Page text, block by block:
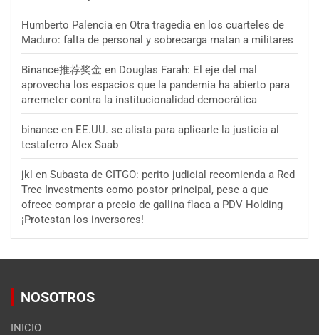
Humberto Palencia en Otra tragedia en los cuarteles de
Maduro: falta de personal y sobrecarga matan a militares
Binance推荐奖金 en Douglas Farah: El eje del mal
aprovecha los espacios que la pandemia ha abierto para
arremeter contra la institucionalidad democrática
binance en EE.UU. se alista para aplicarle la justicia al
testaferro Alex Saab
jkl en Subasta de CITGO: perito judicial recomienda a Red
Tree Investments como postor principal, pese a que
ofrece comprar a precio de gallina flaca a PDV Holding
¡Protestan los inversores!
NOSOTROS
INICIO